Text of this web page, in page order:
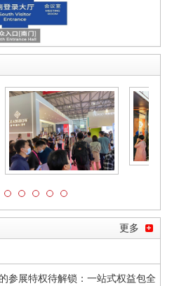
更多
参展特权待解锁：一站式权益包全